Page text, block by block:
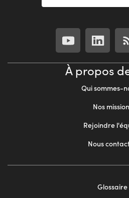
À propos
Qui sommes-
Nos
Rejoindre
Nous
Glossaire